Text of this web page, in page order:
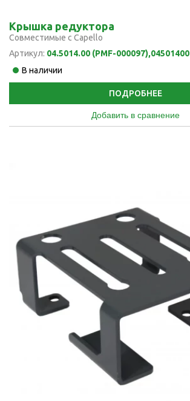
Крышка редуктора
Совместимые с Capello
Артикул: 04.5014.00 (PMF-000097),04501400
В наличии
ПОДРОБНЕЕ
Добавить в сравнение